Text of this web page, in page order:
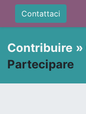
Contattaci
Contribuire »
Partecipare